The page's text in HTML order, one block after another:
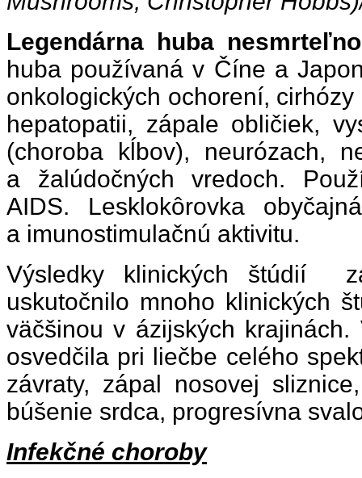
Legendárna huba
huba používaná v Číne a
onkologických ochorení,
hepatopatii, zápale obličiek,
(choroba kĺbov), neurózach,
a žalúdočných vredoch.
AIDS. Lesklokôrovka
a imunostimulačnú aktivitu.
Výsledky klinických štúdií
uskutočnilo mnoho klinických
väčšinou v ázijských
osvedčila pri liečbe celého
závraty, zápal nosovej
búšenie srdca, progresívna
Infekčné choroby